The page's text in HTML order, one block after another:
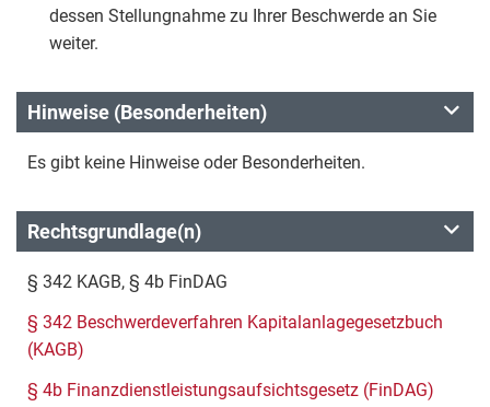
dessen Stellungnahme zu Ihrer Beschwerde an Sie
weiter.
Hinweise (Besonderheiten)
Es gibt keine Hinweise oder Besonderheiten.
Rechtsgrundlage(n)
§ 342 KAGB, § 4b FinDAG
§ 342 Beschwerdeverfahren Kapitalanlagegesetzbuch
(KAGB)
§ 4b Finanzdienstleistungsaufsichtsgesetz (FinDAG)